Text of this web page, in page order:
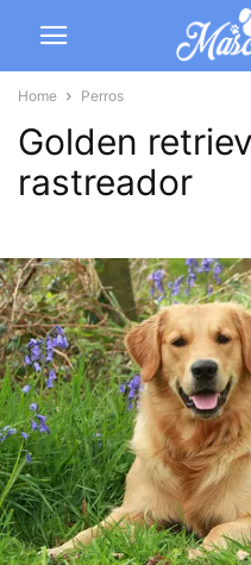
Home Perros
Golden
rastreador